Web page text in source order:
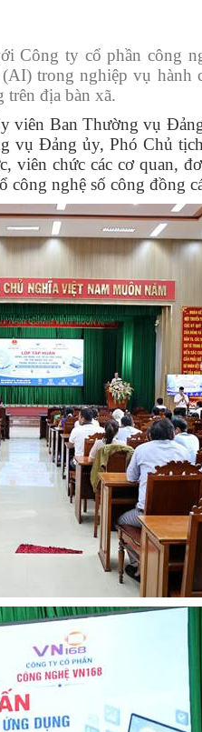
Phòng Văn hóa - Xã hội
Trung tâm phục vụ Hành chính công
Trung tâm cung ứng Dịch vụ sự
Minh
VN
Công
Báo cáo
Quyết
Chỉ thị
Công ty cổ phần công
trong nghiệp vụ hành
trên địa bàn xã.
viên Ban Thường vụ
vụ Đảng ủy, Phó Chủ
viên chức các cơ quan,
công nghệ số công đồng